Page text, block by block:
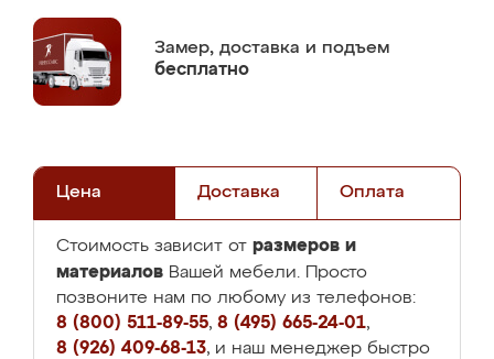
Замер, доставка и подъем
бесплатно
Цена Доставка Оплата
Стоимость зависит от размеров и
материалов Вашей мебели. Просто
позвоните нам по любому из телефонов:
8 (800) 511-89-55, 8 (495) 665-24-01,
8 (926) 409-68-13, и наш менеджер быстро